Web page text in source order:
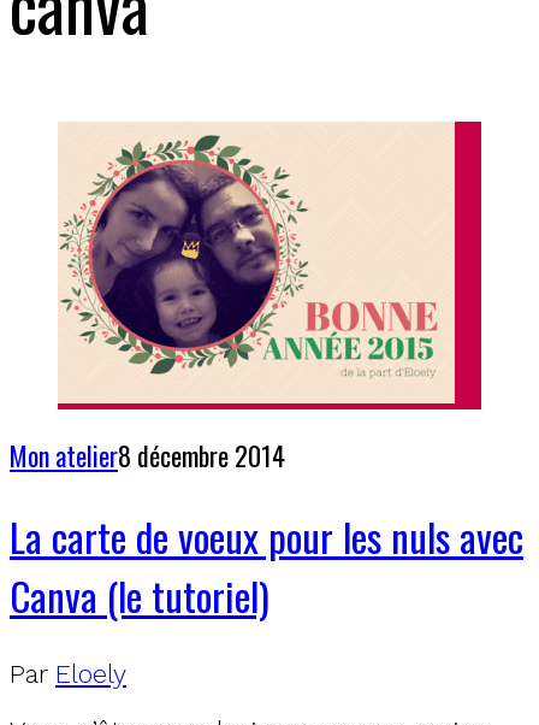
Mon atelier8 décembre 2014
La carte de voeux pour les nuls avec
Canva (le tutoriel)
Par Eloely